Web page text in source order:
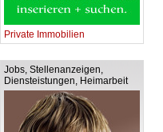
Private Immobilien
Jobs, Stellenanzeigen,
Diensteistungen, Heimarbeit